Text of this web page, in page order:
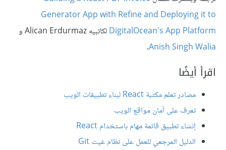
Generator App with Refine and Deploying it to
DigitalOcean's App Platformلكاتبيه Alican Erdurmaz و
Anish Singh Walia
.
اقرأ أيضًا
مصادر تعلم مكتبة React لبناء تطبيقات الويب
تعرف على أمان مواقع الويب
إنشاء تطبيق قائمة مهام باستخدام React
الدليل المرجعي للعمل على نظام غيت Git